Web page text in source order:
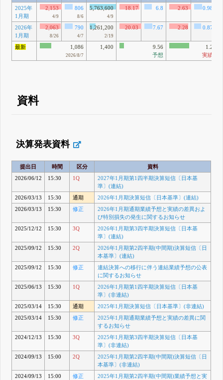
2025年
1月期
2,153
4/9
806
8/6
5,763,600
4/9
18.17 6.8 2.63
0.98
2026年
1月期
2,063
8/26
790
4/7
1,261,200
2/19
20.03 7.67 2.28
0.87
最新
1,086
2026/8/7
1,400
9.56
予想
1.2
実績
資料
決算発表資料
提出日 時間 区分
資料
2026/06/12
15:30 1Q
2027年1月期第1四半期決算短信〔日本基
準〕(連結)
2026/03/13
15:30 通期
2026年1月期決算短信〔日本基準〕(連結)
2026/03/13
15:30 修正
2026年1月期通期業績予想と実績の差異およ
び特別損失の発生に関するお知らせ
2025/12/12
15:30 3Q
2026年1月期第3四半期決算短信〔日本基
準〕(連結)
2025/09/12
15:30 2Q
2026年1月期第2四半期(中間期)決算短信〔日
本基準〕(連結)
2025/09/12
15:30 修正
連結決算への移行に伴う連結業績予想の公表
に関するお知らせ
2025/06/13
15:30 1Q
2026年1月期第1四半期決算短信〔日本基
準〕(非連結)
2025/03/14
15:30 通期
2025年1月期決算短信〔日本基準〕(非連結)
2025/03/14
15:30 修正
2025年1月期通期業績予想と実績の差異に関
するお知らせ
2024/12/13
15:30 3Q
2025年1月期第3四半期決算短信〔日本基
準〕(非連結)
2024/09/13
15:00 2Q
2025年1月期第2四半期(中間期)決算短信〔日
本基準〕(非連結)
2024/09/13
15:00 修正
2025年1月期第2四半期(中間期)業績予想と実